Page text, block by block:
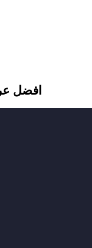
افضل